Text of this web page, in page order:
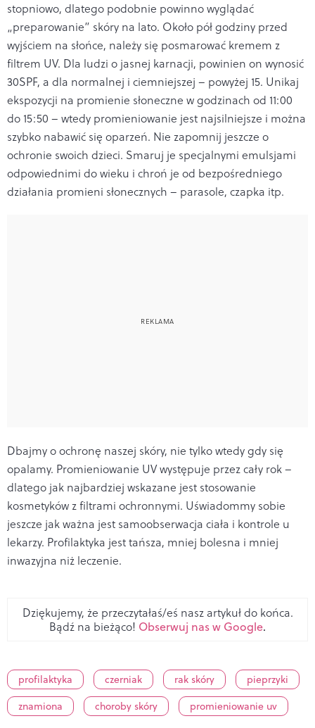
stopniowo, dlatego podobnie powinno wyglądać
„preparowanie” skóry na lato. Około pół godziny przed
wyjściem na słońce, należy się posmarować kremem z
filtrem UV. Dla ludzi o jasnej karnacji, powinien on wynosić
30SPF, a dla normalnej i ciemniejszej – powyżej 15. Unikaj
ekspozycji na promienie słoneczne w godzinach od 11:00
do 15:50 – wtedy promieniowanie jest najsilniejsze i można
szybko nabawić się oparzeń. Nie zapomnij jeszcze o
ochronie swoich dzieci. Smaruj je specjalnymi emulsjami
odpowiednimi do wieku i chroń je od bezpośredniego
działania promieni słonecznych – parasole, czapka itp.
Dbajmy o ochronę naszej skóry, nie tylko wtedy gdy się
opalamy. Promieniowanie UV występuje przez cały rok –
dlatego jak najbardziej wskazane jest stosowanie
kosmetyków z filtrami ochronnymi. Uświadommy sobie
jeszcze jak ważna jest samoobserwacja ciała i kontrole u
lekarzy. Profilaktyka jest tańsza, mniej bolesna i mniej
inwazyjna niż leczenie.
Dziękujemy, że przeczytałaś/eś nasz artykuł do końca.
Bądź na bieżąco! Obserwuj nas w Google.
profilaktyka czerniak rak skóry
pieprzyki
znamiona
choroby skóry promieniowanie uv